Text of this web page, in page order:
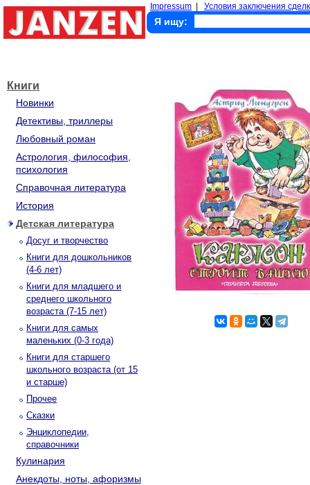
Impressum Условия заключения
Я ищу:
Книги
Новинки
Детективы, триллеры
Любовный роман
Астрология, философия,
психология
Справочная литература
История
Детская литература
Досуг и творчество
Книги для дошкольников
(4-6 лет)
Книги для младшего и
среднего школьного
возраста (7-15 лет)
Книги для самых
маленьких (0-3 года)
Книги для старшего
школьного возраста (от 15
и старше)
Прочее
Сказки
Энциклопедии,
справочники
Кулинария
Анекдоты, ноты, афоризмы